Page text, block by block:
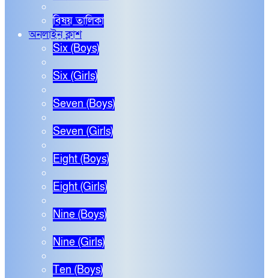
বিষয় তালিকা
অনলাইন ক্লাশ
Six (Boys)
Six (Girls)
Seven (Boys)
Seven (Girls)
Eight (Boys)
Eight (Girls)
Nine (Boys)
Nine (Girls)
Ten (Boys)